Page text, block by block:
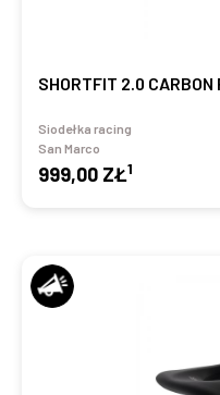
SHORTFIT 2.0 CARBON
Siodełka racing
San Marco
999,00 ZŁ1